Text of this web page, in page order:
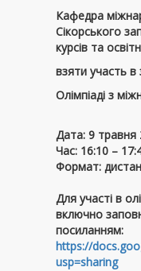
Кафедра
Сікорського
курсів та
взяти участь в
Олімпіаді з
Дата: 9 травня
Час: 16:10 –
Формат:
Для участі в
включно
посиланням:
https://
usp=sharing